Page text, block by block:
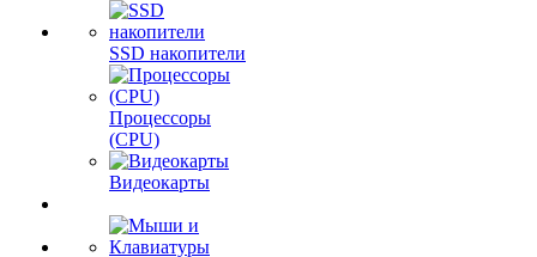
SSD накопители
Процессоры
(CPU)
Видеокарты